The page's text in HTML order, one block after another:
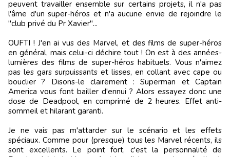
peuvent travailler ensemble sur certains projets, il n'a pas
l'âme d'un super-héros et n'a aucune envie de rejoindre le
"club privé du Pr Xavier"...
OUFTI ! J'en ai vus des Marvel, et des films de super-héros
en général, mais celui-ci déchire tout ! On est à des années-
lumières des films de super-héros habituels. Vous n'aimez
pas les gars surpuissants et lisses, en collant avec cape ou
bouclier ? Disons-le clairement : Superman et Captain
America vous font bailler d'ennui ? Alors essayez donc une
dose de Deadpool, en comprimé de 2 heures. Effet anti-
sommeil et hilarant garanti.
Je ne vais pas m'attarder sur le scénario et les effets
spéciaux. Comme pour (presque) tous les Marvel récents, ils
sont excellents. Le point fort, c'est la personnalité de